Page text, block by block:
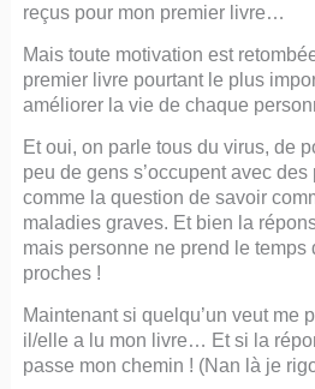
reçus pour mon premier livre…
Mais toute motivation est
premier livre pourtant le plus
améliorer la vie de chaque
Et oui, on parle tous du virus, de
peu de gens s’occupent avec
comme la question de savoir
maladies graves. Et bien la
mais personne ne prend le temps
proches !
Maintenant si quelqu’un veut me
il/elle a lu mon livre… Et si la
passe mon chemin ! (Nan là je